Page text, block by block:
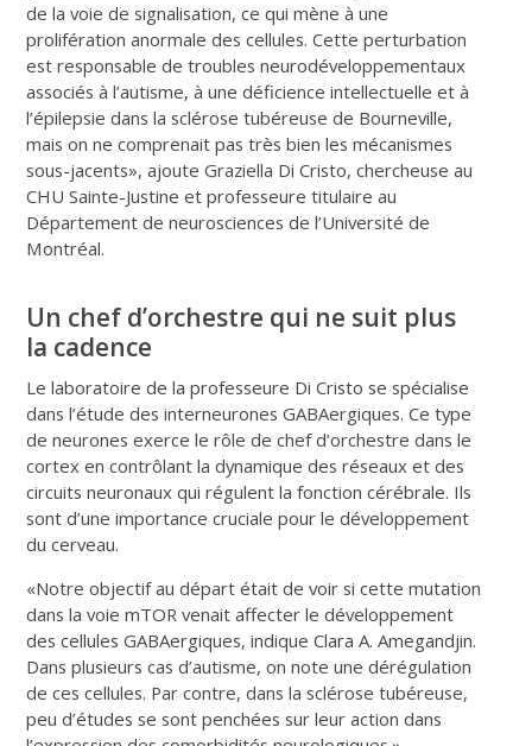
de la voie de signalisation, ce qui mène à une
prolifération anormale des cellules. Cette perturbation
est responsable de troubles neurodéveloppementaux
associés à l’autisme, à une déficience intellectuelle et à
l’épilepsie dans la sclérose tubéreuse de Bourneville,
mais on ne comprenait pas très bien les mécanismes
sous-jacents», ajoute Graziella Di Cristo, chercheuse au
CHU Sainte-Justine et professeure titulaire au
Département de neurosciences de l’Université de
Montréal.
Un chef d’orchestre qui ne suit plus
la cadence
Le laboratoire de la professeure Di Cristo se spécialise
dans l’étude des interneurones GABAergiques. Ce type
de neurones exerce le rôle de chef d’orchestre dans le
cortex en contrôlant la dynamique des réseaux et des
circuits neuronaux qui régulent la fonction cérébrale. Ils
sont d’une importance cruciale pour le développement
du cerveau.
«Notre objectif au départ était de voir si cette mutation
dans la voie mTOR venait affecter le développement
des cellules GABAergiques, indique Clara A. Amegandjin.
Dans plusieurs cas d’autisme, on note une dérégulation
de ces cellules. Par contre, dans la sclérose tubéreuse,
peu d’études se sont penchées sur leur action dans